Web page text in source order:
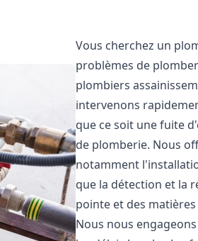
Vous cherchez un
problèmes de
plombiers
intervenons
que ce soit une fuite
de plomberie. Nous
notamment
que la détection et la
pointe et des
Nous nous